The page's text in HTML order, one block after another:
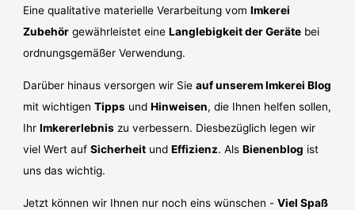
Eine qualitative materielle Verarbeitung vomImkerei
Zubehör gewährleistet eineLanglebigkeit der Geräte bei
ordnungsgemäßer Verwendung.
Darüber hinaus versorgen wir Sieauf unserem Imkerei Blog
mit wichtigenTipps undHinweisen, die Ihnen helfen sollen,
IhrImkererlebnis zu verbessern. Diesbezüglich legen wir
viel Wert aufSicherheit undEffizienz. AlsBienenblog ist
uns das wichtig.
Jetzt können wir Ihnen nur noch eins wünschen -Viel Spaß